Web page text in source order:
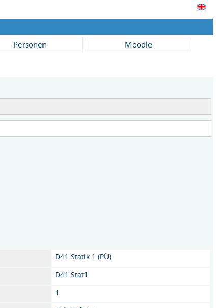
Personen
Moodle
D41 Statik 1 (PÜ)
D41 Stat1
1